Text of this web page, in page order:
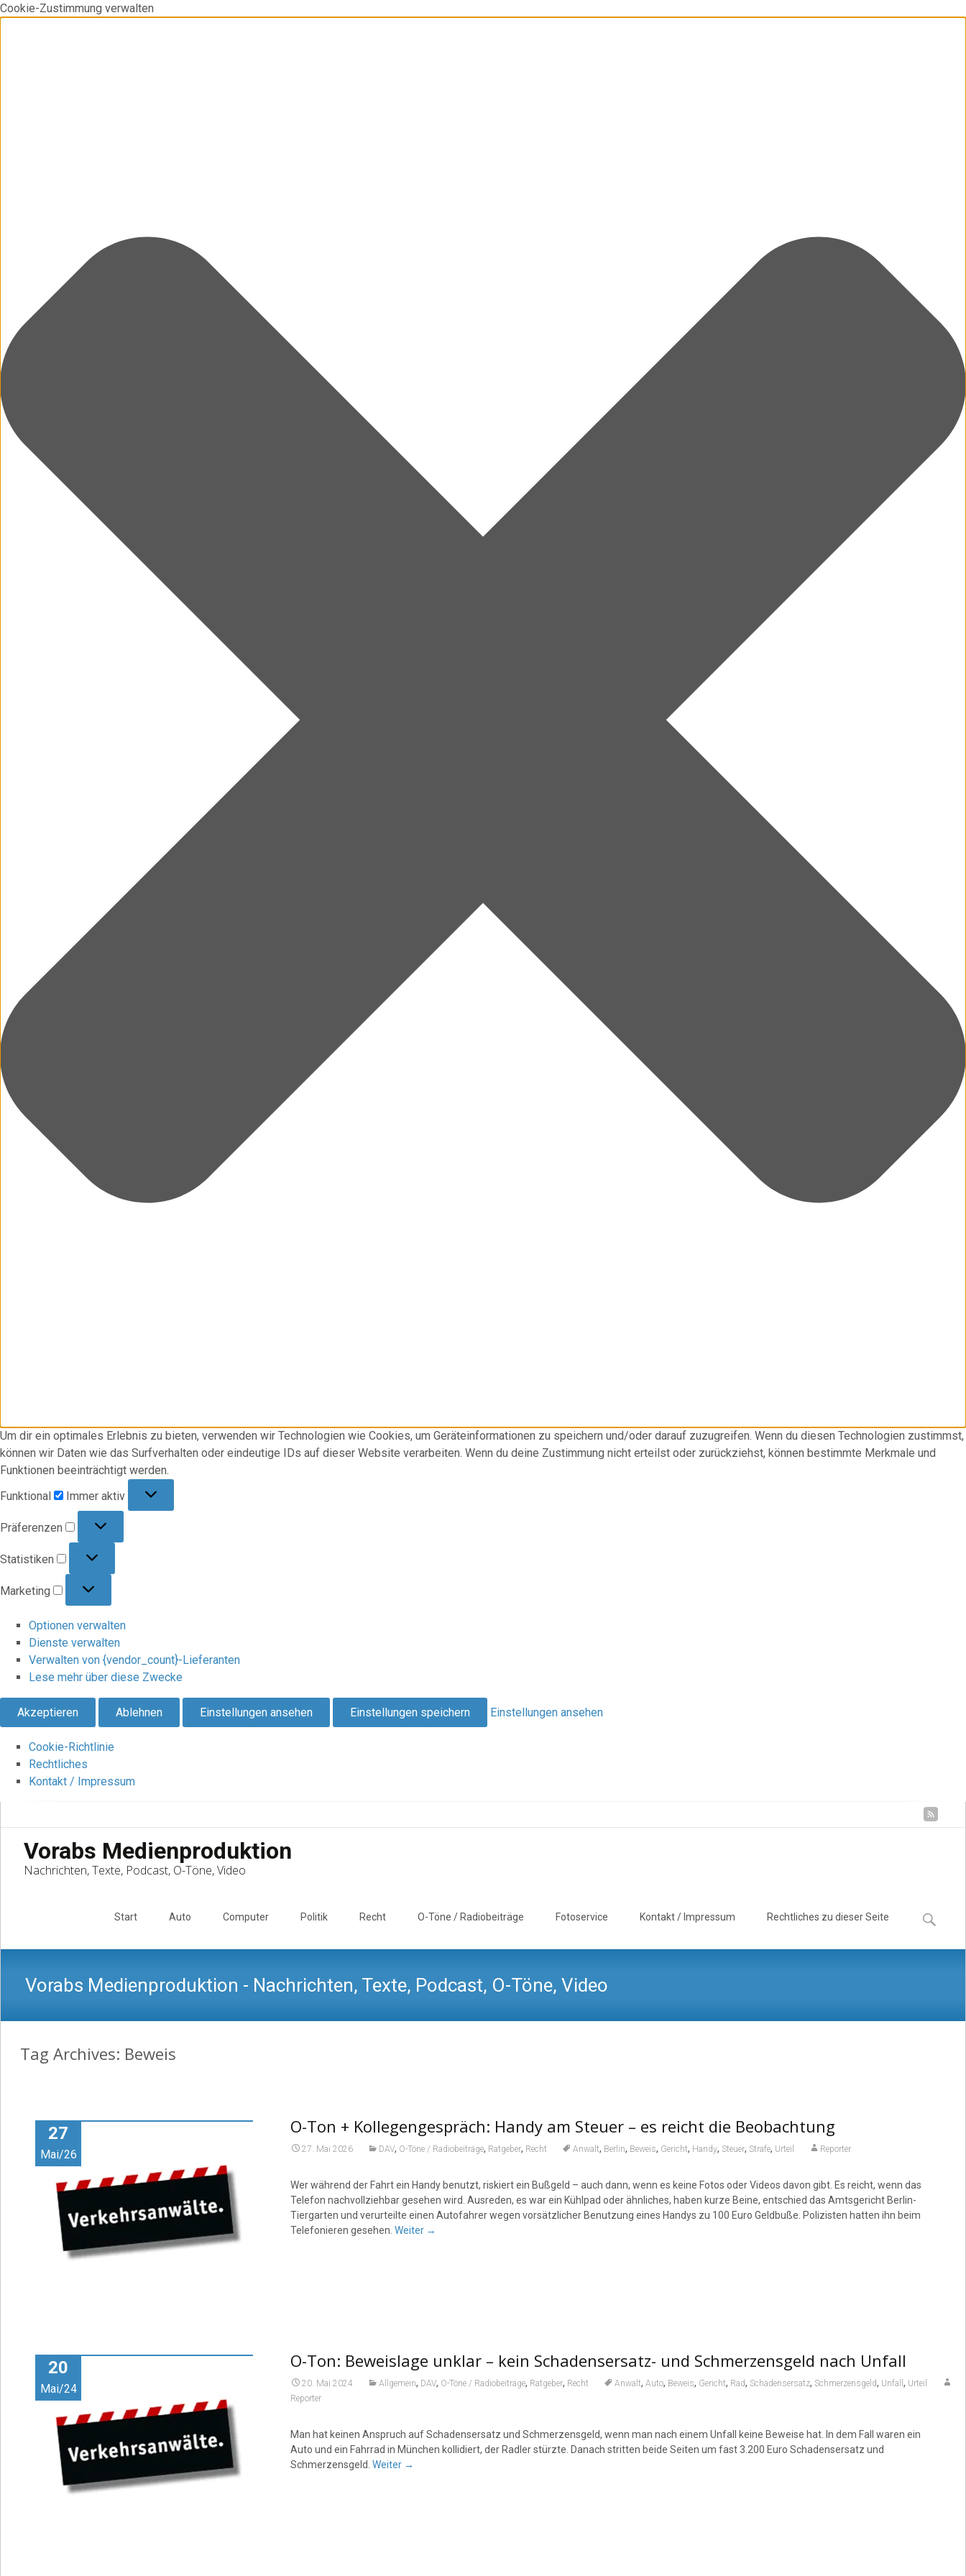
Cookie-Zustimmung verwalten
Um dir ein optimales Erlebnis zu bieten, verwenden wir Technologien wie Cookies, um Geräteinformationen zu speichern und/oder darauf zuzugreifen. Wenn du diesen Technologien zustimmst,
können wir Daten wie das Surfverhalten oder eindeutige IDs auf dieser Website verarbeiten. Wenn du deine Zustimmung nicht erteilst oder zurückziehst, können bestimmte Merkmale und
Funktionen beeinträchtigt werden.
Funktional
Immer aktiv
Präferenzen
Statistiken
Marketing
Optionen verwalten
Dienste verwalten
Verwalten von {vendor_count}-Lieferanten
Lese mehr über diese Zwecke
Akzeptieren Ablehnen Einstellungen ansehen Einstellungen speichern Einstellungen ansehen
Cookie-Richtlinie
Rechtliches
Kontakt / Impressum
Vorabs Medienproduktion
Nachrichten, Texte, Podcast, O-Töne, Video
Start Auto Computer Politik Recht O-Töne / Radiobeiträge Fotoservice Kontakt / Impressum Rechtliches zu dieser Seite
Suchen
nach:
Vorabs Medienproduktion - Nachrichten, Texte, Podcast, O-Töne, Video
Tag Archives: Beweis
27
Mai/26
O-Ton + Kollegengespräch: Handy am Steuer – es reicht die Beobachtung
27. Mai 2026 DAV, O-Töne / Radiobeiträge, Ratgeber, Recht Anwalt, Berlin, Beweis, Gericht, Handy, Steuer, Strafe, Urteil Reporter
Wer während der Fahrt ein Handy benutzt, riskiert ein Bußgeld – auch dann, wenn es keine Fotos oder Videos davon gibt. Es reicht, wenn das
Telefon nachvollziehbar gesehen wird. Ausreden, es war ein Kühlpad oder ähnliches, haben kurze Beine, entschied das Amtsgericht Berlin-
Tiergarten und verurteilte einen Autofahrer wegen vorsätzlicher Benutzung eines Handys zu 100 Euro Geldbuße. Polizisten hatten ihn beim
Telefonieren gesehen. Weiter →
20
Mai/24
O-Ton: Beweislage unklar – kein Schadensersatz- und Schmerzensgeld nach Unfall
20. Mai 2024 Allgemein, DAV, O-Töne / Radiobeiträge, Ratgeber, Recht Anwalt, Auto, Beweis, Gericht, Rad, Schadensersatz, Schmerzensgeld, Unfall , Urteil
Reporter
Man hat keinen Anspruch auf Schadensersatz und Schmerzensgeld, wenn man nach einem Unfall keine Beweise hat. In dem Fall waren ein
Auto und ein Fahrrad in München kollidiert, der Radler stürzte. Danach stritten beide Seiten um fast 3.200 Euro Schadensersatz und
Schmerzensgeld. Weiter →